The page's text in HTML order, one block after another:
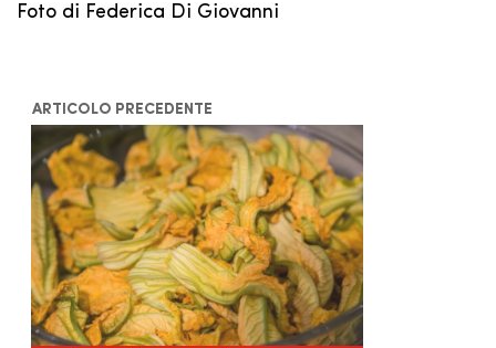
Foto di Federica Di Giovanni
ARTICOLO PRECEDENTE